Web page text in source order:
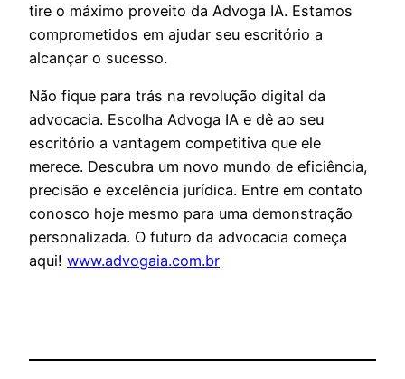
tire o máximo proveito da Advoga IA. Estamos
comprometidos em ajudar seu escritório a
alcançar o sucesso.
Não fique para trás na revolução digital da
advocacia. Escolha Advoga IA e dê ao seu
escritório a vantagem competitiva que ele
merece. Descubra um novo mundo de eficiência,
precisão e excelência jurídica. Entre em contato
conosco hoje mesmo para uma demonstração
personalizada. O futuro da advocacia começa
aqui! www.advogaia.com.br